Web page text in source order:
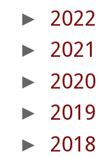
► 2022
► 2021
► 2020
► 2019
► 2018